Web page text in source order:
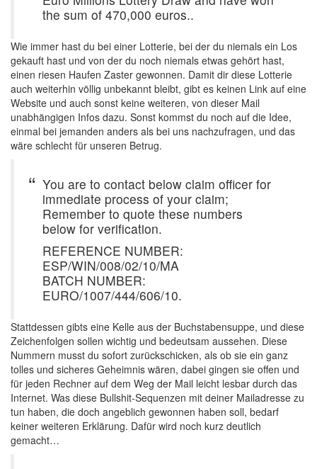
the sum of 470,000 euros..
Wie immer hast du bei einer Lotterie, bei der du niemals ein Los
gekauft hast und von der du noch niemals etwas gehört hast,
einen riesen Haufen Zaster gewonnen. Damit dir diese Lotterie
auch weiterhin völlig unbekannt bleibt, gibt es keinen Link auf eine
Website und auch sonst keine weiteren, von dieser Mail
unabhängigen Infos dazu. Sonst kommst du noch auf die Idee,
einmal bei jemanden anders als bei uns nachzufragen, und das
wäre schlecht für unseren Betrug.
You are to contact below claim officer for
immediate process of your claim;
Remember to quote these numbers
below for verification.
REFERENCE NUMBER:
ESP/WIN/008/02/10/MA
BATCH NUMBER:
EURO/1007/444/606/10.
Stattdessen gibts eine Kelle aus der Buchstabensuppe, und diese
Zeichenfolgen sollen wichtig und bedeutsam aussehen. Diese
Nummern musst du sofort zurückschicken, als ob sie ein ganz
tolles und sicheres Geheimnis wären, dabei gingen sie offen und
für jeden Rechner auf dem Weg der Mail leicht lesbar durch das
Internet. Was diese Bullshit-Sequenzen mit deiner Mailadresse zu
tun haben, die doch angeblich gewonnen haben soll, bedarf
keiner weiteren Erklärung. Dafür wird noch kurz deutlich
gemacht…